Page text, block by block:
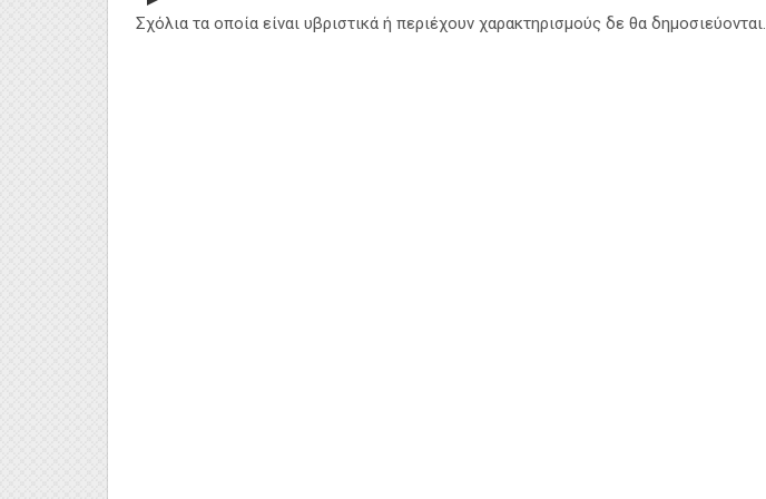
Σχόλια τα οποία είναι υβριστικά ή περιέχουν χαρακτηρισμούς δε θα δημοσιεύονται.